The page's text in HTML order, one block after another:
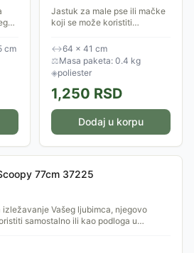
cm
Jastuk za male pse ili mačke
koji se može koristiti
odgovarajućim
korpama/krevetima. Plišana
navlaka i mekano punjenje...
↔64 × 41 cm
⚖Masa paketa: 0.4 kg
◈poliester
1,250 RSD
Dodaj u korpu
77cm 37225
Vašeg ljubimca, njegovo
samostalno ili kao podloga u